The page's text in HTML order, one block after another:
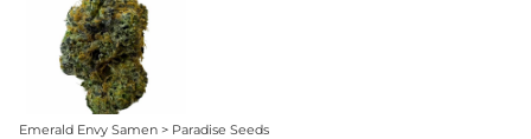
Emerald Envy Samen > Paradise Seeds